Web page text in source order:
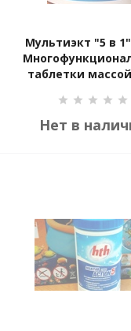
Мультиэкт "5 в
таблетки
Нет в